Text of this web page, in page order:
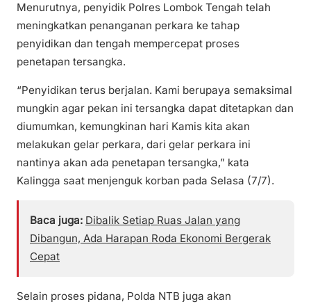
Menurutnya, penyidik Polres Lombok Tengah telah
meningkatkan penanganan perkara ke tahap
penyidikan dan tengah mempercepat proses
penetapan tersangka.
“Penyidikan terus berjalan. Kami berupaya semaksimal
mungkin agar pekan ini tersangka dapat ditetapkan dan
diumumkan, kemungkinan hari Kamis kita akan
melakukan gelar perkara, dari gelar perkara ini
nantinya akan ada penetapan tersangka,” kata
Kalingga saat menjenguk korban pada Selasa (7/7).
Baca juga: Dibalik Setiap Ruas Jalan yang
Dibangun, Ada Harapan Roda Ekonomi Bergerak
Cepat
Selain proses pidana, Polda NTB juga akan